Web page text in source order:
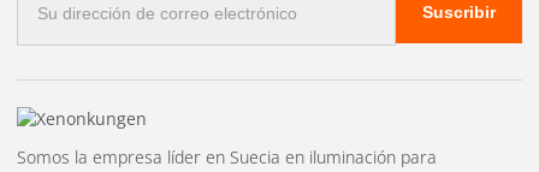
electrónico
Suscribir
Somos la empresa líder en Suecia en iluminación para